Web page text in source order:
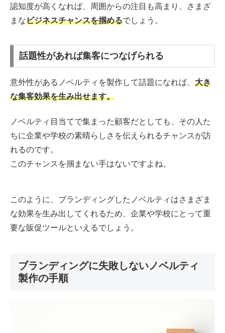
認知度が高くなれば、周囲からの注目も高まり、さまざ
まなビジネスチャンスを掴めるでしょう。
話題性があれば集客につなげられる
意外性があるノベルティを製作して話題になれば、 大き
な集客効果を生み出せます。
ノベルティ目当てで集まった顧客だとしても、その人た
ちに企業や学校の素晴らしさを伝えられるチャンスが訪
れるのです。
このチャンスを掴まない手はないですよね。
このように、ブランディングしたノベルティはさまざま
な効果を生み出してくれるため、企業や学校にとって重
要な販促ツールといえるでしょう。
ブランディングに失敗しないノベルティ
製作の手順